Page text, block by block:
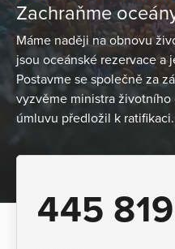
Zachraňme
Máme naději na obnovu
jsou oceánské rezervace a
Postavme se společně za
vyzvěme ministra
úmluvu předložil k ratifikaci.
445